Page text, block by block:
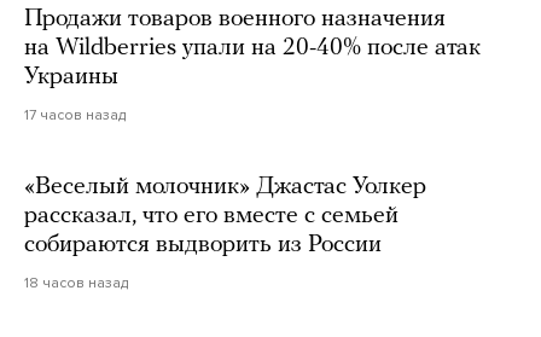
Продажи товаров военного назначения
на Wildberries упали на 20-40% после атак
Украины
17 часов назад
«Веселый молочник» Джастас Уолкер
рассказал, что его вместе с семьей
собираются выдворить из России
18 часов назад